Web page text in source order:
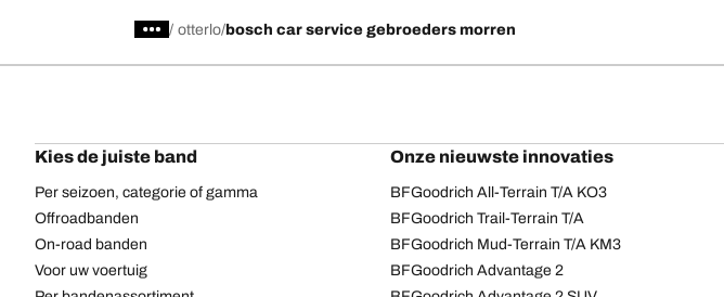
/ otterlo bosch car service gebroeders morren
Kies de juiste band
Per seizoen, categorie of gamma
Offroadbanden
On-road banden
Voor uw voertuig
Onze nieuwste innovaties
BFGoodrich All-Terrain T/A KO3
BFGoodrich Trail-Terrain T/A
BFGoodrich Mud-Terrain T/A KM3
BFGoodrich Advantage 2